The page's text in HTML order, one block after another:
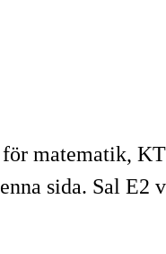
matematik,
sida. Sal